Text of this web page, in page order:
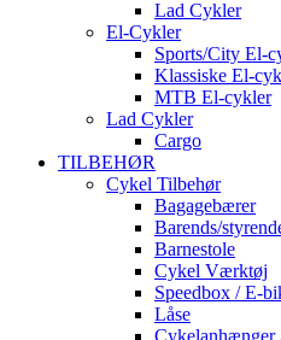
Lad Cykler
El-Cykler
Sports/City El-
Klassiske El-
MTB El-cykler
Lad Cykler
Cargo
TILBEHØR
Cykel Tilbehør
Bagagebærer
Barends/
Barnestole
Cykel Værktøj
Speedbox / E-
Låse
Cykelanhænger